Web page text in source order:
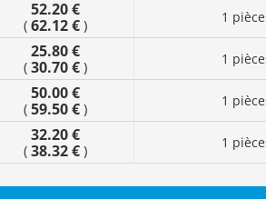
52.20 €
( 62.12 €) 1
25.80 €
( 30.70 €) 1
50.00 €
( 59.50 €) 1
32.20 €
( 38.32 €) 1